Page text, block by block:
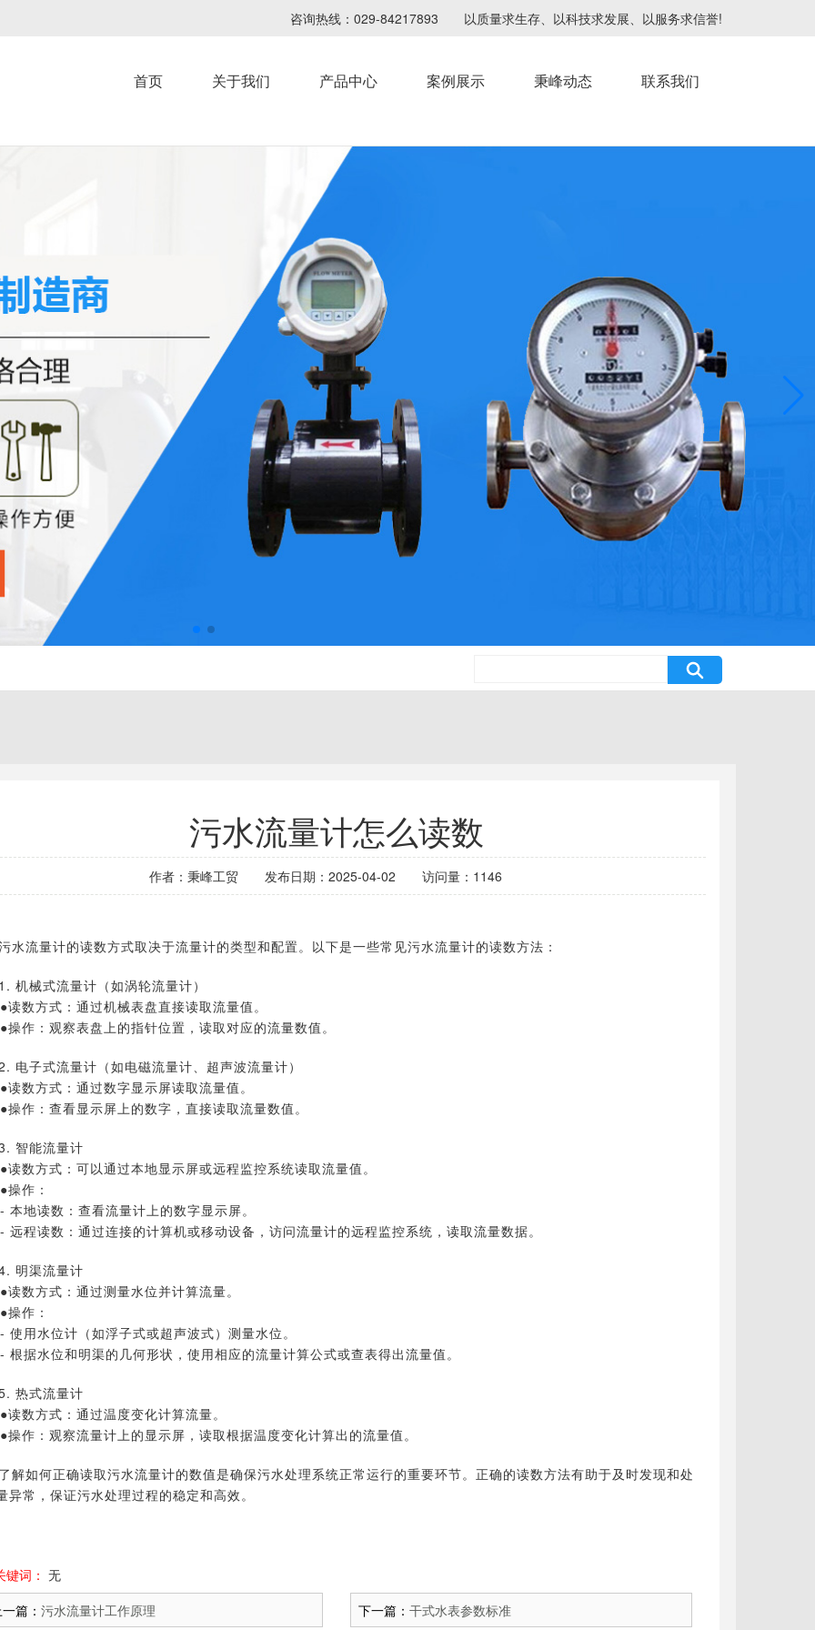
咨询热线：029-84217893 以质量求生存、以科技求发展、以服务求信誉!
首页 关于我们 产品中心 案例展示 秉峰动态 联系我们
污水流量计怎么读数
作者：秉峰工贸 发布日期：2025-04-02 访问量：1146
水流量计的读数方式取决于流量计的类型和配置。以下是一些常见污水流量计的读数方法：
机械式流量计（如涡轮流量计）
方式：通过机械表盘直接读取流量值。
：观察表盘上的指针位置，读取对应的流量数值。
电子式流量计（如电磁流量计、超声波流量计）
方式：通过数字显示屏读取流量值。
：查看显示屏上的数字，直接读取流量数值。
智能流量计
方式：可以通过本地显示屏或远程监控系统读取流量值。
：
读数：查看流量计上的数字显示屏。
读数：通过连接的计算机或移动设备，访问流量计的远程监控系统，读取流量数据。
明渠流量计
方式：通过测量水位并计算流量。
：
水位计（如浮子式或超声波式）测量水位。
水位和明渠的几何形状，使用相应的流量计算公式或查表得出流量值。
热式流量计
方式：通过温度变化计算流量。
：观察流量计上的显示屏，读取根据温度变化计算出的流量值。
解如何正确读取污水流量计的数值是确保污水处理系统正常运行的重要环节。正确的读数方法有助于及时发现和处
异常，保证污水处理过程的稳定和高效。
词： 无
篇： 污水流量计工作原理 下一篇：干式水表参数标准